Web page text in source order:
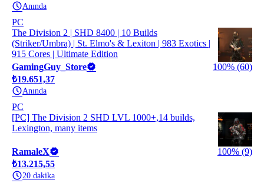
Anında
PC
The Division 2 | SHD 8400 | 10 Builds
(Striker/Umbra) | St. Elmo's & Lexiton | 983 Exotics |
915 Cores | Ultimate Edition
GamingGuy_Store
100% (60)
₺19.651,37
Anında
PC
[PC] The Division 2 SHD LVL 1000+,14 builds,
Lexington, many items
RamaleX
100% (9)
₺13.215,55
20 dakika